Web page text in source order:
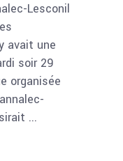
Lesconil
avait une
soir 29
organisée